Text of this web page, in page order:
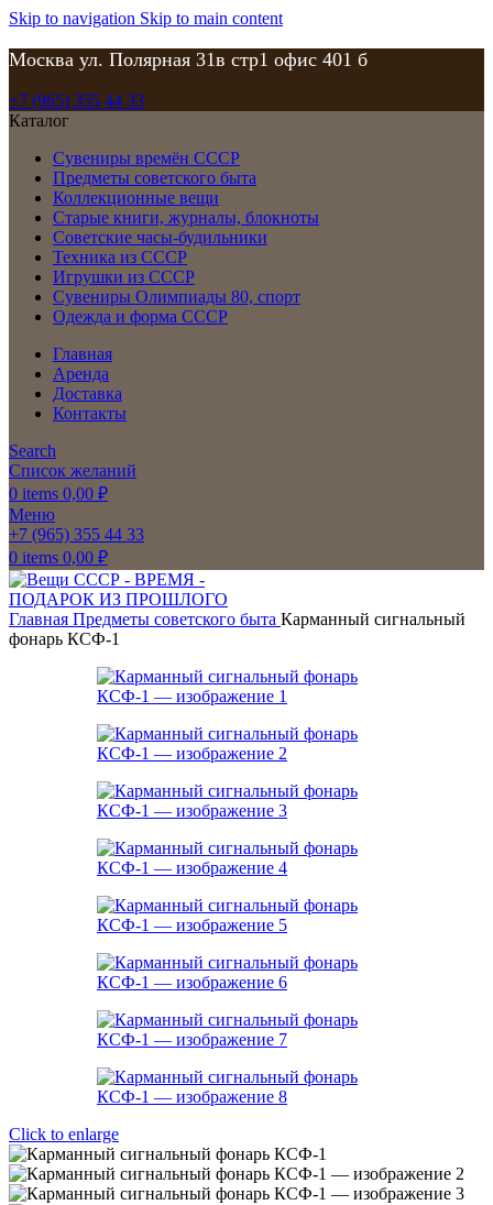
Skip to navigation Skip to main content
Москва ул. Полярная 31в стр1 офис 401 б
+7 (965) 355 44 33
Каталог
Сувениры времён СССР
Предметы советского быта
Коллекционные вещи
Старые книги, журналы, блокноты
Советские часы-будильники
Техника из СССР
Игрушки из СССР
Сувениры Олимпиады 80, спорт
Одежда и форма СССР
Главная
Аренда
Доставка
Контакты
Search
Список желаний
0 items 0,00 ₽
Меню
+7 (965) 355 44 33
0 items 0,00 ₽
Главная Предметы советского быта Карманный сигнальный
фонарь КСФ-1
Click to enlarge